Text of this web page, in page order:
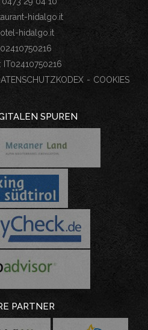
hidalgo.it
hidalgo.it
IT02410750216
- COOKIES
SPUREN
PARTNER